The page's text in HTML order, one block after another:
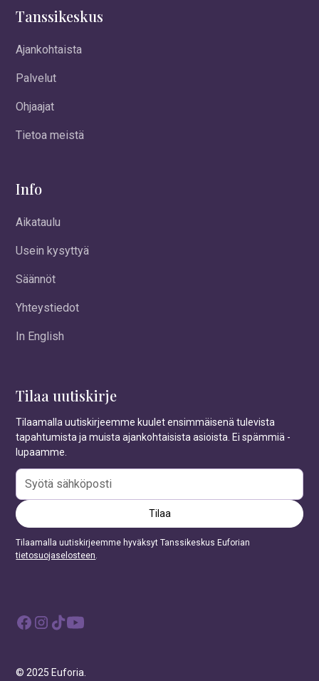
Tanssikeskus
Ajankohtaista
Palvelut
Ohjaajat
Tietoa meistä
Info
Aikataulu
Usein kysyttyä
Säännöt
Yhteystiedot
In English
Tilaa uutiskirje
Tilaamalla uutiskirjeemme kuulet ensimmäisenä tulevista
tapahtumista ja muista ajankohtaisista asioista. Ei spämmiä -
lupaamme.
Tilaamalla uutiskirjeemme hyväksyt Tanssikeskus Euforian
tietosuojaselosteen
© 2025 Euforia.